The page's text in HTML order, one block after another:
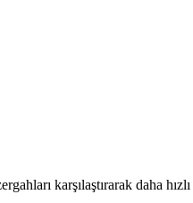
karşılaştırarak daha